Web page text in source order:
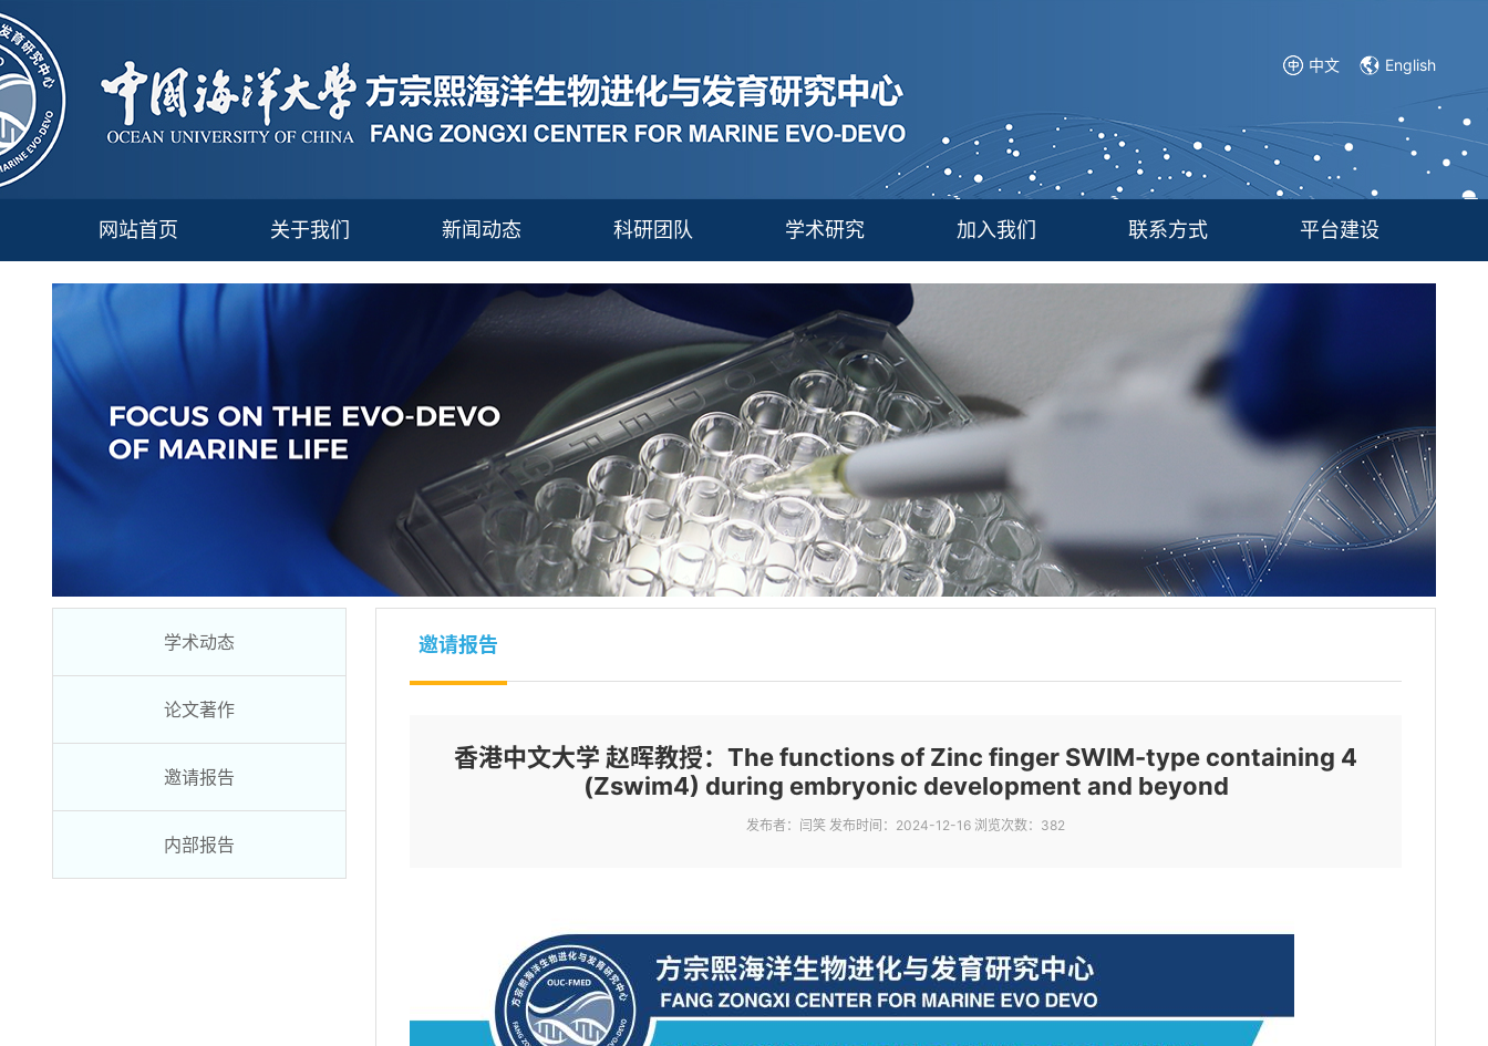
English
中文
网站首页 关于我们 新闻动态 科研团队 学术研究 加入我们 联系方式 平台建设
学术动态
论文著作
邀请报告
内部报告
邀请报告
香港中文大学 赵晖教授：The functions of Zinc finger SWIM-type containing 4
(Zswim4) during embryonic development and beyond
发布者：闫笑 发布时间：2024-12-16 浏览次数： 382